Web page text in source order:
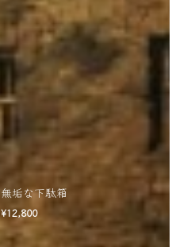
無垢な下駄箱
¥12,800